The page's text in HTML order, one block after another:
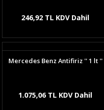
246,92 TL KDV Dahil
Mercedes Benz Antifiriz '' 1 lt ''
1.075,06 TL KDV Dahil